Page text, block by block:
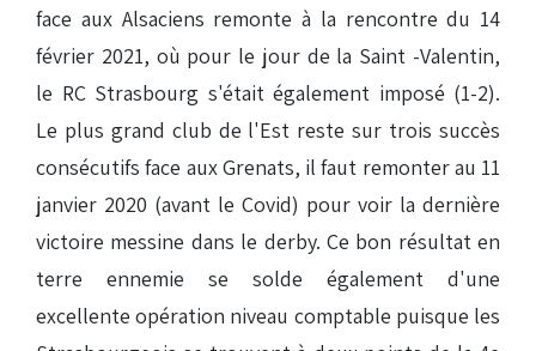
face aux Alsaciens remonte à la rencontre du 14
février 2021, où pour le jour de la Saint -Valentin,
le RC Strasbourg s'était également imposé (1-2).
Le plus grand club de l'Est reste sur trois succès
consécutifs face aux Grenats, il faut remonter au 11
janvier 2020 (avant le Covid) pour voir la dernière
victoire messine dans le derby. Ce bon résultat en
terre ennemie se solde également d'une
excellente opération niveau comptable puisque les